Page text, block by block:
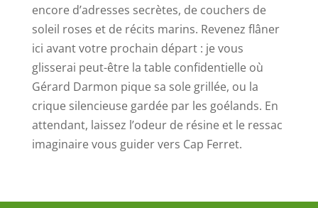
encore d’adresses secrètes, de couchers de
soleil roses et de récits marins. Revenez flâner
ici avant votre prochain départ : je vous
glisserai peut-être la table confidentielle où
Gérard Darmon pique sa sole grillée, ou la
crique silencieuse gardée par les goélands. En
attendant, laissez l’odeur de résine et le ressac
imaginaire vous guider vers Cap Ferret.